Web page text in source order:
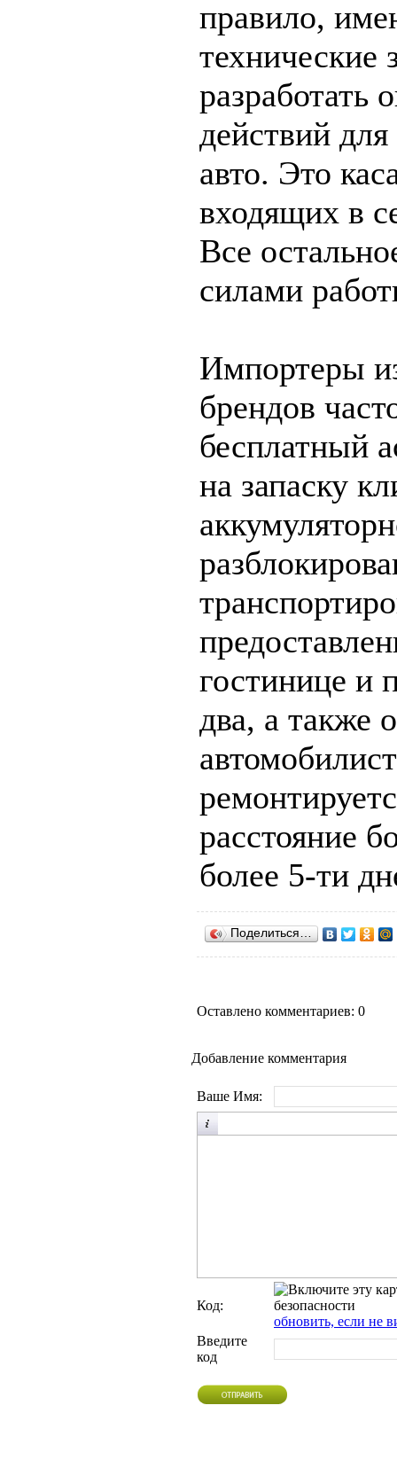
правило,
технические
разработать
действий
авто. Это
входящих в
Все
силами
Импортеры
брендов
бесплатный
на запаску
гостинице и
два, а также
расстояние
более 5-ти
Поделиться…
Оставлено комментариев: 0
Добавление комментария
Ваше Имя:
Код:
обновить, если не
Введите
код